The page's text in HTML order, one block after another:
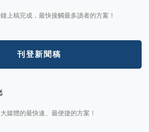
上稿完成，最快接觸最多讀者的方案！
刊登新聞稿
媒體的最快速、最便捷的方案！